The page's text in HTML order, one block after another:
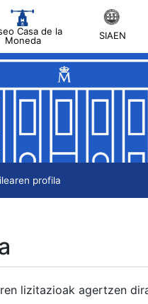
Casa de la
Moneda
SIAEN
profila
lizitazioak agertzen